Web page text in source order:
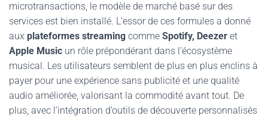
microtransactions, le modèle de marché basé sur des
services est bien installé. L’essor de ces formules a donné
aux plateformes streaming comme Spotify, Deezer et
Apple Music un rôle prépondérant dans l’écosystème
musical. Les utilisateurs semblent de plus en plus enclins à
payer pour une expérience sans publicité et une qualité
audio améliorée, valorisant la commodité avant tout. De
plus, avec l’intégration d’outils de découverte personnalisés